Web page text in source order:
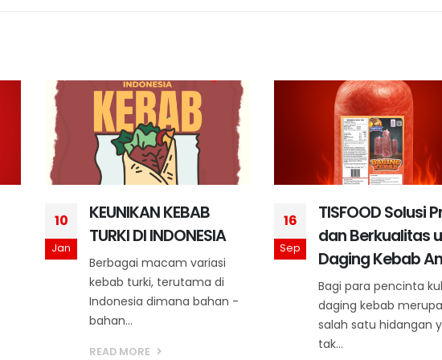
10
Jan
KEUNIKAN KEBAB
TURKI DI INDONESIA
Berbagai macam variasi
kebab turki, terutama di
Indonesia dimana bahan -
bahan...
READ MORE
16
Sep
TISFOOD Solusi
dan Berkualitas
Daging Kebab
Bagi para pencinta
daging kebab
salah satu hidangan
tak...